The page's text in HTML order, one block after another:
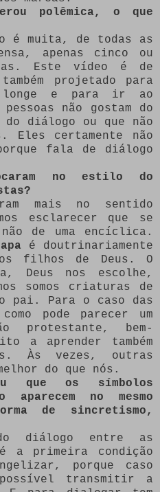
polêmica, o que
é muita, de todas as
apenas cinco ou
Este vídeo é de
projetado para
longe e para ir ao
não gostam do
do diálogo ou que não
Eles certamente não
fala de diálogo
no estilo do
mais no sentido
esclarecer que se
de uma encíclica.
é doutrinariamente
filhos de Deus. O
Deus nos escolhe,
somos criaturas de
pai. Para o caso das
pode parecer um
protestante, bem-
a aprender também
Às vezes, outras
do que nós.
que os símbolos
no mesmo
de sincretismo,
diálogo entre as
a primeira condição
porque caso
transmitir a